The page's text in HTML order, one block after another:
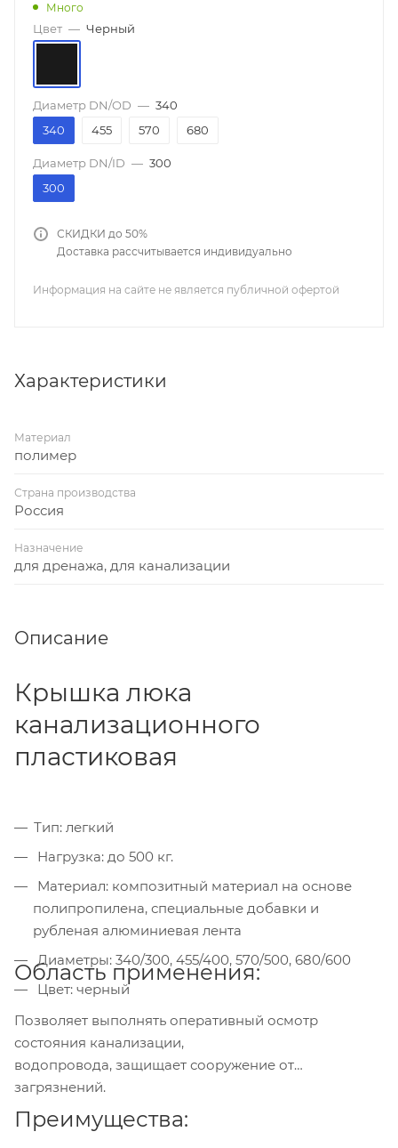
Много
Цвет — Черный
Диаметр DN/OD — 340
340
455 570 680
Диаметр DN/ID — 300
300
СКИДКИ до 50%
Доставка рассчитывается индивидуально
Информация на сайте не является публичной офертой
Характеристики
Материал
полимер
Страна производства
Россия
Назначение
для дренажа, для канализации
Описание
Крышка люка
канализационного
пластиковая
Тип: легкий
Нагрузка: до 500 кг.
Материал: композитный материал на основе
полипропилена, специальные добавки и
рубленая алюминиевая лента
Диаметры: 340/300, 455/400, 570/500, 680/600
Цвет: черный
Область применения:
Позволяет выполнять оперативный осмотр
состояния канализации,
водопровода, защищает сооружение от
загрязнений.
Преимущества: